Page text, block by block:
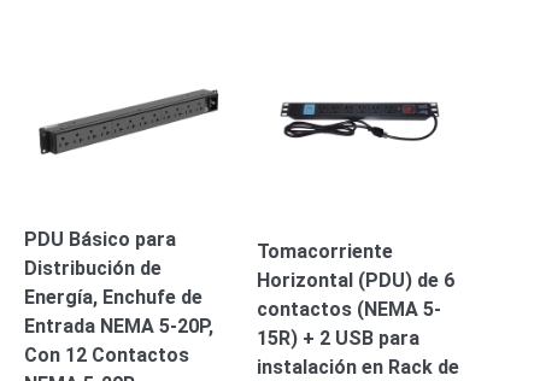
Protección
Contra
Descargas
DirectaRedes
Servidores
/
Almacenamiento
Accesorios Almacenamiento
NAS /
PDU Básico para
Distribución de
Energía, Enchufe de
Entrada NEMA 5-20P,
Con 12 Contactos
Tomacorriente
Horizontal (PDU) de 6
contactos (NEMA 5-
15R) + 2 USB para
instalación en Rack de